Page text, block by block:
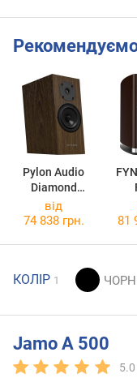
Рекомендуємо
Pylon Audio
Diamond
Monitor 15
MKII
від
74 838 грн.
81
КОЛІР 1
Jamo A 500